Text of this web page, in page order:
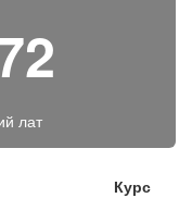
лат
Курс